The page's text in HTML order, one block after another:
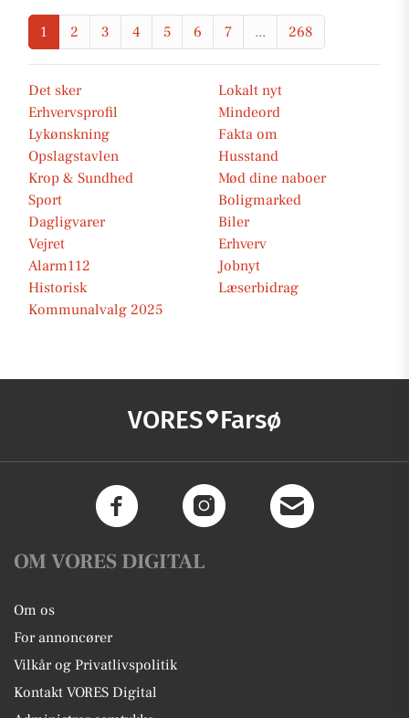
1 2 3 4 5 6 7 ... 268
Det sker
Lokalt nyt
Erhvervsprofil
Mindeord
Lykønskning
Fakta om
Opslagstavlen
Husstand
Krop & Sundhed
Mød dine naboer
Sport
Boligmarked
Dagligvarer
Biler
Vejret
Erhverv
Alarm112
Jobnyt
Historisk
Læserbidrag
Kommunalvalg 2025
VORES Farsø
OM VORES DIGITAL
Om os
For annoncører
Vilkår og Privatlivspolitik
Kontakt VORES Digital